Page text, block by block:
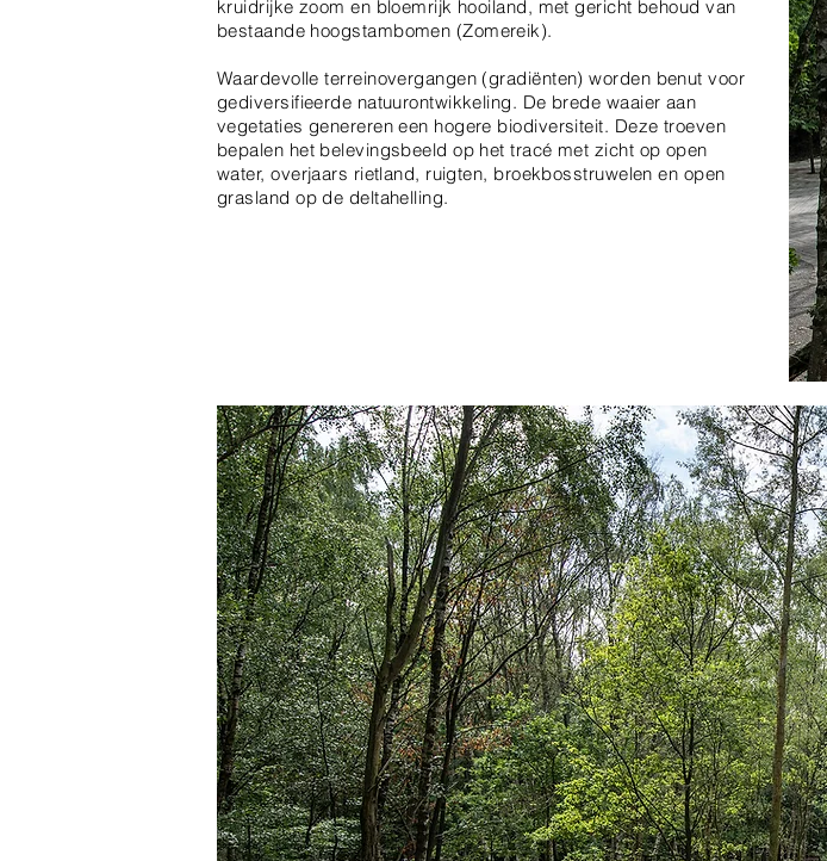
kruidrijke zoom en bloemrijk hooiland, met gericht behoud van
bestaande hoogstambomen (Zomereik).
Waardevolle terreinovergangen (gradiënten) worden benut voor
gediversifieerde natuurontwikkeling. De brede waaier aan
vegetaties genereren een hogere biodiversiteit. Deze troeven
bepalen het belevingsbeeld op het tracé met zicht op open
water, overjaars rietland, ruigten, broekbosstruwelen en open
grasland op de deltahelling.